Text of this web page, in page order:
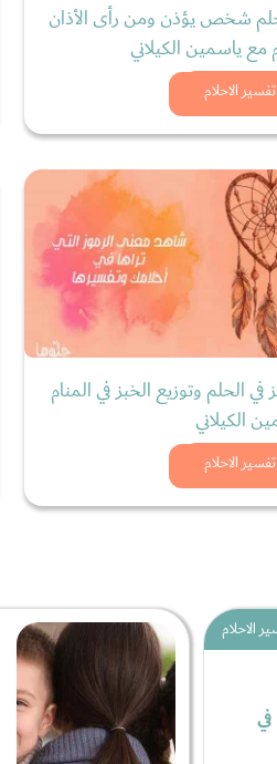
تفسير الاحلام
شخص يؤذن ومن رأى الأذان
مع ياسمين الكيلاني
شاهد الان
تفسير الاحلام
في الحلم وتوزيع الخبز في المنام
الكيلاني
شاهد الان
الاحلام